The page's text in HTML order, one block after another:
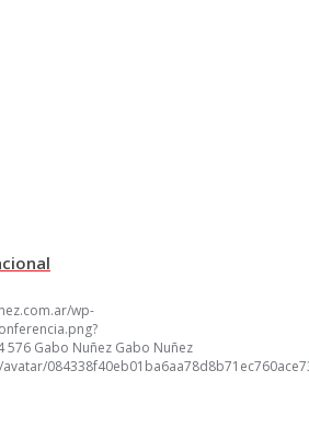
wp-
576 Gabo Nuñez Gabo Nuñez